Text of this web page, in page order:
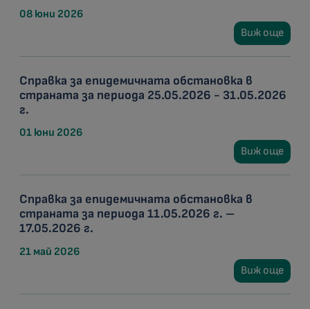
08 юни 2026
Виж още
Справка за епидемичната обстановка в
страната за периода 25.05.2026 - 31.05.2026
г.
01 юни 2026
Виж още
Справка за епидемичната обстановка в
страната за периода 11.05.2026 г. –
17.05.2026 г.
21 май 2026
Виж още